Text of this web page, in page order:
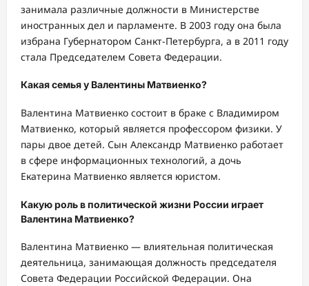
занимала различные должности в Министерстве
иностранных дел и парламенте. В 2003 году она была
избрана Губернатором Санкт-Петербурга, а в 2011 году
стала Председателем Совета Федерации.
Какая семья у Валентины Матвиенко?
Валентина Матвиенко состоит в браке с Владимиром
Матвиенко, который является профессором физики. У
пары двое детей. Сын Александр Матвиенко работает
в сфере информационных технологий, а дочь
Екатерина Матвиенко является юристом.
Какую роль в политической жизни России играет
Валентина Матвиенко?
Валентина Матвиенко — влиятельная политическая
деятельница, занимающая должность председателя
Совета Федерации Российской Федерации. Она